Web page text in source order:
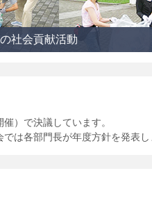
社会貢献活動
）で決議しています。
は各部門長が年度方針を発表